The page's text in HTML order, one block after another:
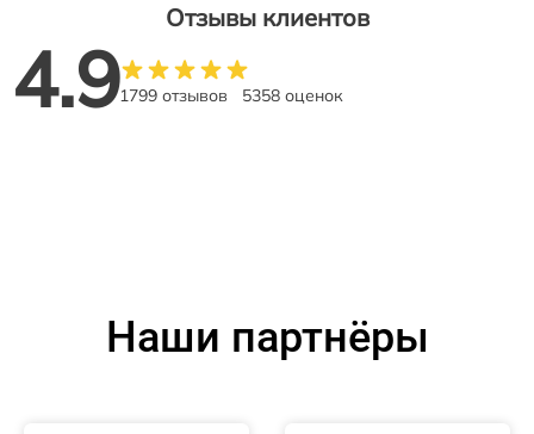
Отзывы клиентов
4.91799 отзывов 5358 оценок
Наши партнёры